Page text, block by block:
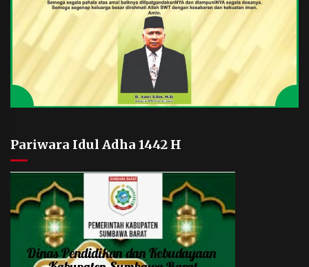
Pariwara Idul Adha 1442 H